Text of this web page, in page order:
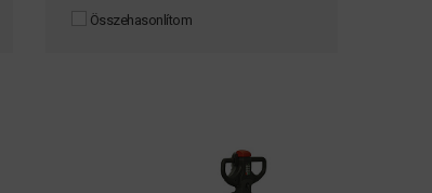
Összehasonlítom